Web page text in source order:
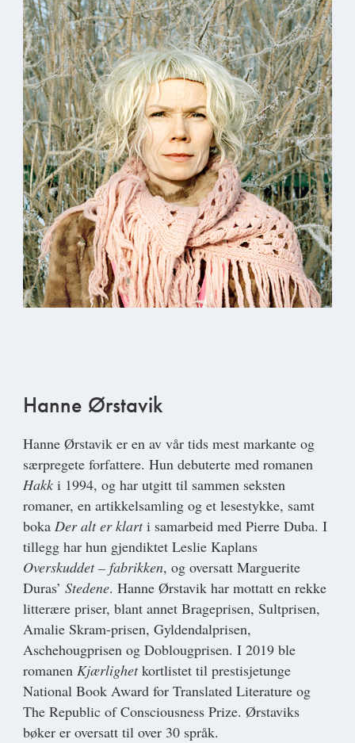
Hanne Ørstavik
Hanne Ørstavik er en av vår tids mest markante og
særpregete forfattere. Hun debuterte med romanen
Hakk i 1994, og har utgitt til sammen seksten
romaner, en artikkelsamling og et lesestykke, samt
boka Der alt er klarti samarbeid med Pierre Duba. I
tillegg har hun gjendiktet Leslie Kaplans
Overskuddet – fabrikken, og oversatt Marguerite
Duras’ Stedene. Hanne Ørstavik har mottatt en rekke
litterære priser, blant annet Brageprisen, Sultprisen,
Amalie Skram-prisen, Gyldendalprisen,
Aschehougprisen og Doblougprisen. I 2019 ble
romanen Kjærlighetkortlistet til prestisjetunge
National Book Award for Translated Literature og
The Republic of Consciousness Prize. Ørstaviks
bøker er oversatt til over 30 språk.